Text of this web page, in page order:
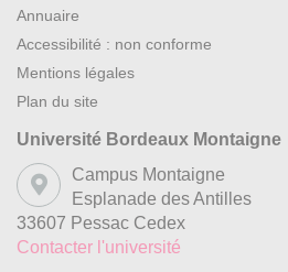
Annuaire
Accessibilité : non conforme
Mentions légales
Plan du site
Université Bordeaux Montaigne
Campus Montaigne
Esplanade des Antilles
33607 Pessac Cedex
Contacter l'université